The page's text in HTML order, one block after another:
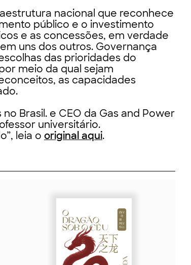
nacional que reconhece
público e o investimento
e as concessões, em verdade
uns dos outros. Governança
das prioridades do
meio da qual sejam
as capacidades
Brasil. e CEO da Gas and Power
universitário.
leia o original aqui.